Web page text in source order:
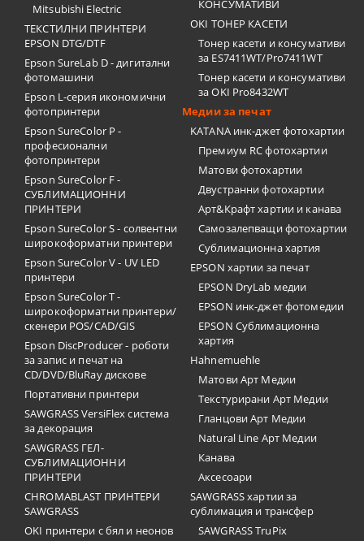
Mitsubishi Electric
ТЕКСТИЛНИ ПРИНТЕРИ
EPSON DTG/DTF
Epson SureLab D - дигитални
фотомашини
Epson L-серия икономични
фотопринтери
Epson SureColor P -
професионални
фотопринтери
Epson SureColor F -
СУБЛИМАЦИОННИ
ПРИНТЕРИ
Epson SureColor S - солвентни
широкоформатни принтери
Epson SureColor V - UV LED
принтери
Epson SureColor T -
широкоформатни принтери/
скенери POS/CAD/GIS
Epson DiscProducer - роботи
за запис и печат на
CD/DVD/BluRay дискове
Портативни принтери
SAWGRASS VersiFlex система
за декорация
SAWGRASS ГЕЛ-
СУБЛИМАЦИОННИ
ПРИНТЕРИ
CHROMABLAST ПРИНТЕРИ
SAWGRASS
OKI принтери с бял и неонов
КОНСУМАТИВИ
OKI ТОНЕР КАСЕТИ
Тонер касети и консумативи
за ES7411WT/Pro7411WT
Тонер касети и консумативи
за OKI Pro8432WT
Медии за печат
KATANA инк-джет фотохартии
Премиум RC фотохартии
Матови фотохартии
Двустранни фотохартии
Арт&Крафт хартии и канава
Самозалепващи фотохартии
Сублимационна хартия
EPSON хартии за печат
EPSON DryLab медии
EPSON инк-джет фотомедии
EPSON Сублимационна
хартия
Hahnemuehle
Матови Арт Медии
Текстурирани Арт Медии
Гланцови Арт Медии
Natural Line Арт Медии
Канава
Аксесоари
SAWGRASS хартии за
сублимация и трансфер
SAWGRASS TruPix